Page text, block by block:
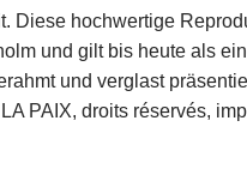
Diese hochwertige
und gilt bis heute als
und verglast
PAIX, droits réservés,